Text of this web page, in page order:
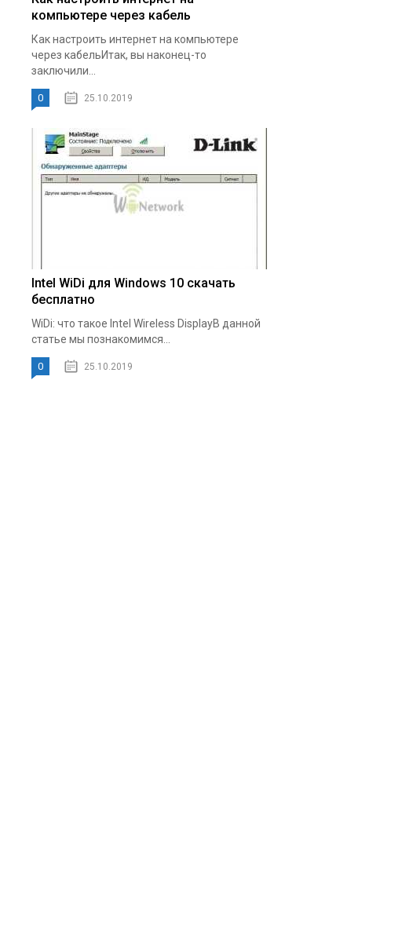
компьютере через кабель
Как настроить интернет на компьютере
через кабельИтак, вы наконец-то
заключили...
0 25.10.2019
Intel WiDi для Windows 10 скачать
бесплатно
WiDi: что такое Intel Wireless DisplayВ данной
статье мы познакомимся...
0 25.10.2019